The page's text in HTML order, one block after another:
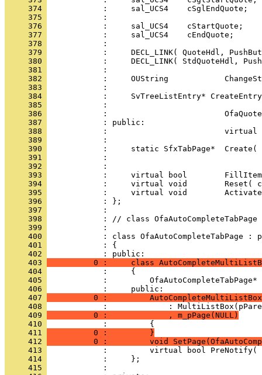
     374
     375
     376
     377
     378
     379
     380
     381
     382
     383
     384
     385
     386
     387
     388
     389
     390
     391
     392
     393
     394
     395
     396
     397
     398
     399
     400
     401
            : {
     402
     403
0 :     class
     404
     405
:         OfaAutoCompleteTabPage*
     406
     407
0 :
     408
     409
          0 :             , m_pPage(NULL)
     410
            :         {
     411
          0 :         }
     412
0 :         void
     413
     414
     415